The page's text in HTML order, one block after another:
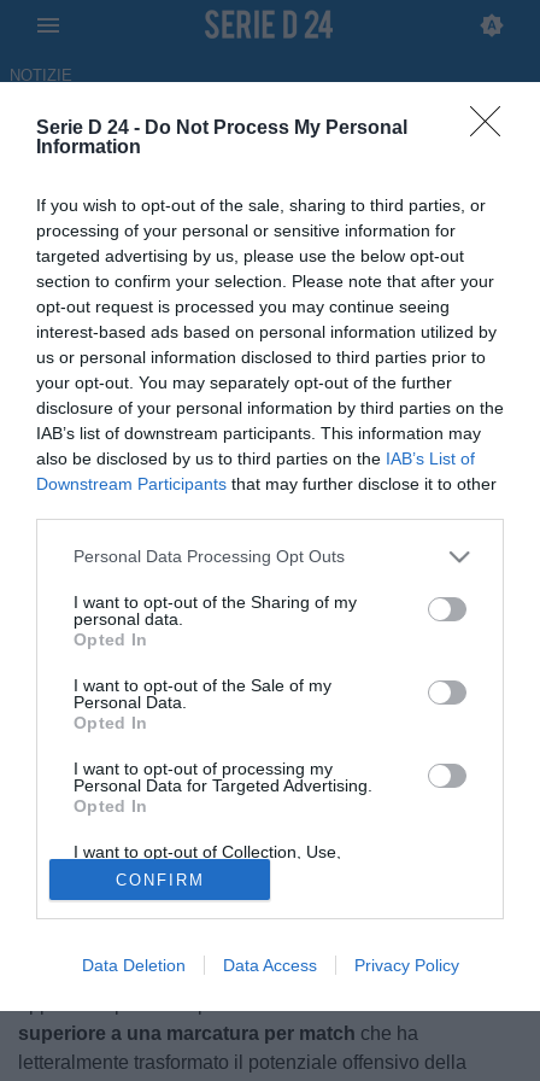
Serie D 24 - Do Not Process My Personal
Information
If you wish to opt-out of the sale, sharing to third parties, or
processing of your personal or sensitive information for
targeted advertising by us, please use the below opt-out
section to confirm your selection. Please note that after your
opt-out request is processed you may continue seeing
interest-based ads based on personal information utilized by
us or personal information disclosed to third parties prior to
your opt-out. You may separately opt-out of the further
disclosure of your personal information by third parties on the
IAB’s list of downstream participants. This information may
also be disclosed by us to third parties on the IAB’s List of
Downstream Participants that may further disclose it to other
Personal Data Processing Opt Outs
I want to opt-out of the Sharing of my
personal data.
Opted In
I want to opt-out of the Sale of my
Personal Data.
Opted In
I want to opt-out of processing my
Personal Data for Targeted Advertising.
Opted In
I want to opt-out of Collection, Use,
Retention, Sale, and/or Sharing of my
Personal Data that Is Unrelated with the
Purposes for which it was collected.
Opted Out
CONFIRM
Data Deletion Data Access Privacy Policy
NOTIZIE
Ligorna, che numeri per
Dardan Vuthaj: la media gol è
da record
05.05.2026 10:39 di Andrea Delle Noci
Dardan Vuthaj trascina il Ligorna al secondo posto con di 17 gol in
16 presenze, culminato con la "manita" nel 9-1 contro il
Novaromentin.
© foto di Ligorna
La stagione di Dardan Vuthaj
ha vissuto una vera e propria
invernale. Dopo una prima parte di campionato tra le fila
del Chieti, caratterizzata da 11 presenze e 5 reti,
l'attaccante albanese ha ritrovato il suo habitat naturale nel
esprimersi su livelli altissimi, collezionando 17 gol in
superiore a una marcatura per match che ha
letteralmente trasformato il potenziale offensivo della